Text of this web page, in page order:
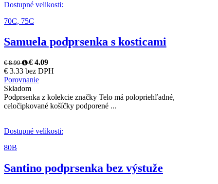
Dostupné velikosti:
70C, 75C
Samuela podprsenka s kosticami
€ 8.99
€ 4.09
€ 3.33 bez DPH
Porovnanie
Skladom
Podprsenka z kolekcie značky Telo má polopriehľadné,
celočipkované košíčky podporené ...
Dostupné velikosti:
80B
Santino podprsenka bez výstuže